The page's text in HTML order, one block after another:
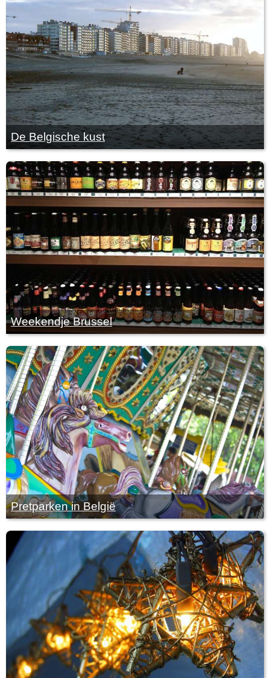
De Belgische kust
Weekendje Brussel
Pretparken in België